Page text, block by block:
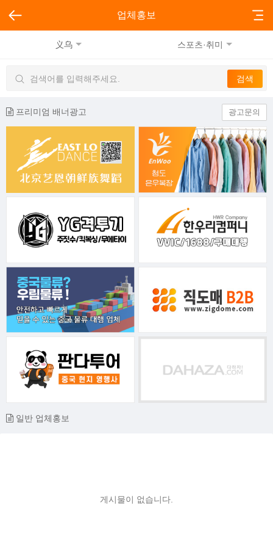
업체홍보
义乌 스포츠·취미
프리미엄 배너광고 광고문의
일반 업체홍보
게시물이 없습니다.